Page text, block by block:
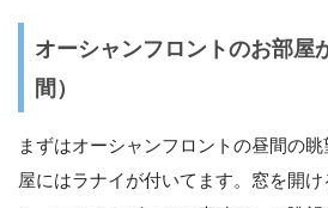
オーシャンフロントのお部屋
間）
まずはオーシャンフロントの昼間の
屋にはラナイが付いてます。窓を開